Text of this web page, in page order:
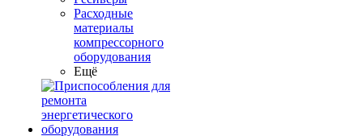
Расходные
материалы
компрессорного
оборудования
Ещё